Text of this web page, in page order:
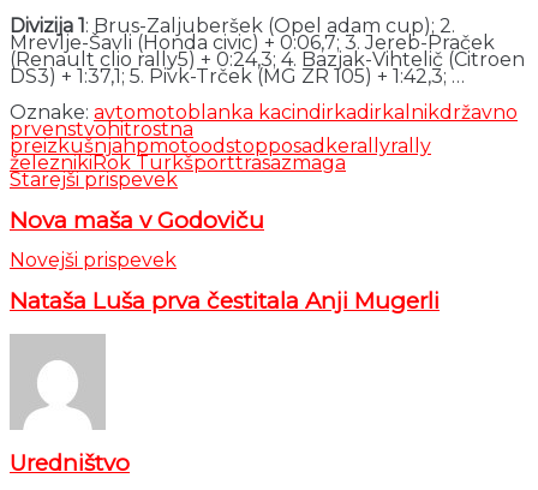
Divizija 1: Brus-Zaljuberšek (Opel adam cup); 2.
Mrevlje-Šavli (Honda civic) + 0:06,7; 3. Jereb-Praček
(Renault clio rally5) + 0:24,3; 4. Bazjak-Vihtelič (Citroen
DS3) + 1:37,1; 5. Pivk-Trček (MG ZR 105) + 1:42,3; …
Oznake: avtomotoblanka kacindirkadirkalnikdržavno
prvenstvohitrostna
preizkušnjahpmotoodstopposadkerallyrally
železnikiRok Turkšporttrasazmaga
Starejši prispevek
Nova maša v Godoviču
Novejši prispevek
Nataša Luša prva čestitala Anji Mugerli
Uredništvo